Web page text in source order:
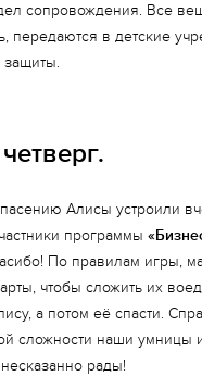
сопровождения. Все
передаются в детские
защиты.
Алисы устроили
программы
По правилам игры,
чтобы сложить их
а потом её спасти.
сложности наши умницы
рады!